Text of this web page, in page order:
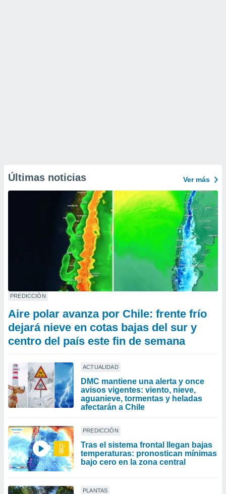
Últimas noticias Ver más
PREDICCIÓN
Aire polar avanza por Chile: frente frío
dejará nieve en cotas bajas del sur y
centro del país este fin de semana
ACTUALIDAD
DMC mantiene una alerta y once
avisos vigentes: viento, nieve,
aguanieve, tormentas y heladas
afectarán a Chile
PREDICCIÓN
Tras el sistema frontal llegan bajas
temperaturas: pronostican mínimas
bajo cero en la zona central
PLANTAS